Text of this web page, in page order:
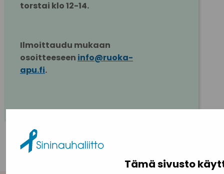
Tämä sivusto
torstai klo 12-14.
Ilmoittaudu mukaan
osoitteeseen info@ruoka-
apu.fi.
KAIKKI AJANKOHTAISET